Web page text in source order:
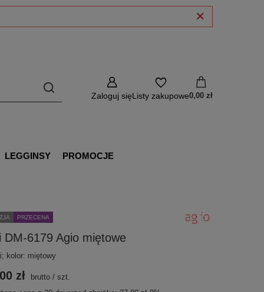
Zaloguj sięListy zakupowe0,00 zł
LEGGINSY PROMOCJE
PRZECENA
DM-6179 Agio miętowe
kolor: miętowy
zł brutto /szt.